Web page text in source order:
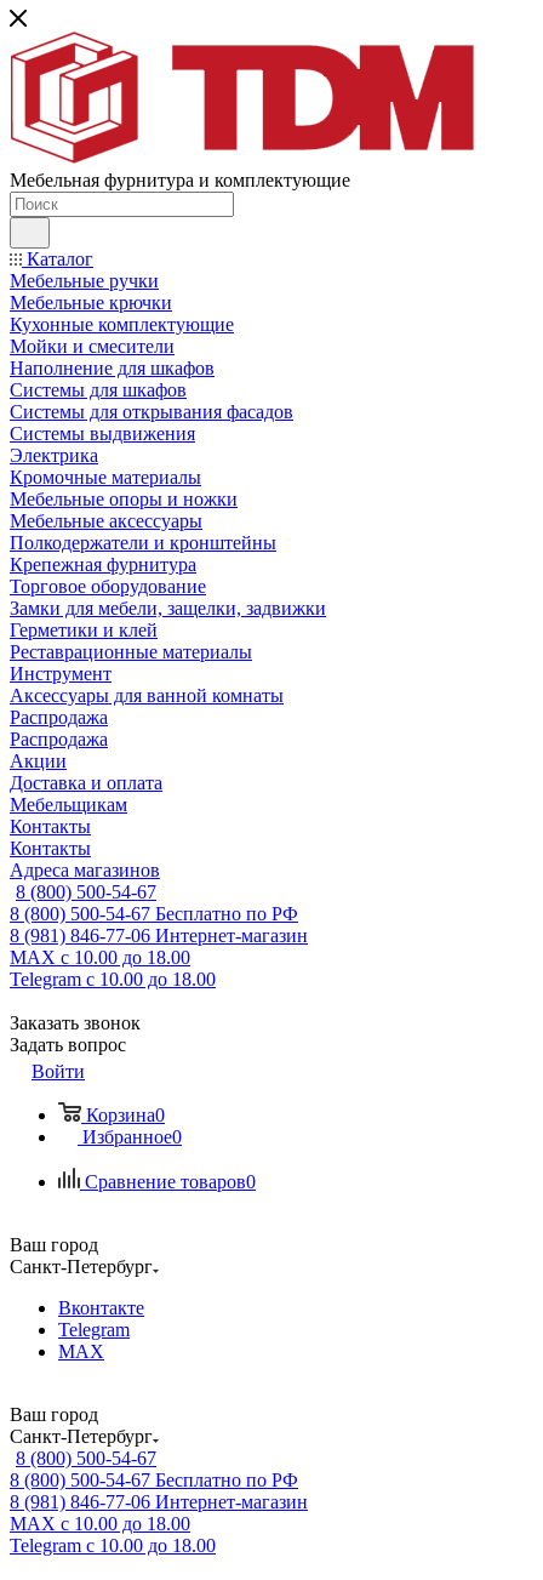
Мебельная фурнитура и комплектующие
Каталог
Мебельные ручки
Мебельные крючки
Кухонные комплектующие
Мойки и смесители
Наполнение для шкафов
Cистемы для шкафов
Системы для открывания фасадов
Системы выдвижения
Электрика
Кромочные материалы
Мебельные опоры и ножки
Мебельные аксессуары
Полкодержатели и кронштейны
Крепежная фурнитура
Торговое оборудование
Замки для мебели, защелки, задвижки
Герметики и клей
Реставрационные материалы
Инструмент
Аксессуары для ванной комнаты
Распродажа
Распродажа
Акции
Доставка и оплата
Мебельщикам
Контакты
Контакты
Адреса магазинов
8 (800) 500-54-67
8 (800) 500-54-67 Бесплатно по РФ
8 (981) 846-77-06 Интернет-магазин
MAX с 10.00 до 18.00
Telegram с 10.00 до 18.00
Заказать звонок
Задать вопрос
Войти
Корзина0
Избранное0
Сравнение товаров0
Ваш город
Санкт-Петербург
Вконтакте
Telegram
MAX
Ваш город
Санкт-Петербург
8 (800) 500-54-67
8 (800) 500-54-67 Бесплатно по РФ
8 (981) 846-77-06 Интернет-магазин
MAX с 10.00 до 18.00
Telegram с 10.00 до 18.00